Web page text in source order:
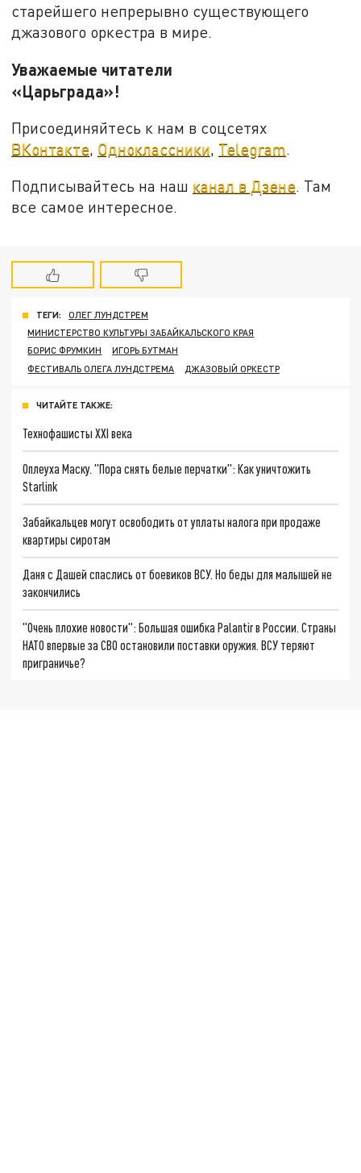
старейшего непрерывно существующего
джазового оркестра в мире.
Уважаемые читатели
«Царьграда»!
Присоединяйтесь к нам в соцсетях
ВКонтакте, Одноклассники, Telegram.
Подписывайтесь на наш канал в Дзене. Там
все самое интересное.
ТЕГИ:
ОЛЕГ ЛУНДСТРЕМ
МИНИСТЕРСТВО КУЛЬТУРЫ ЗАБАЙКАЛЬСКОГО КРАЯ
БОРИС ФРУМКИН
ИГОРЬ БУТМАН
ФЕСТИВАЛЬ ОЛЕГА ЛУНДСТРЕМА
ДЖАЗОВЫЙ ОРКЕСТР
ЧИТАЙТЕ ТАКЖЕ:
Технофашисты XXI века
Оплеуха Маску. "Пора снять белые перчатки": Как уничтожить
Starlink
Забайкальцев могут освободить от уплаты налога при продаже
квартиры сиротам
Даня с Дашей спаслись от боевиков ВСУ. Но беды для малышей не
закончились
"Очень плохие новости": Большая ошибка Palantir в России. Страны
НАТО впервые за СВО остановили поставки оружия. ВСУ теряют
приграничье?